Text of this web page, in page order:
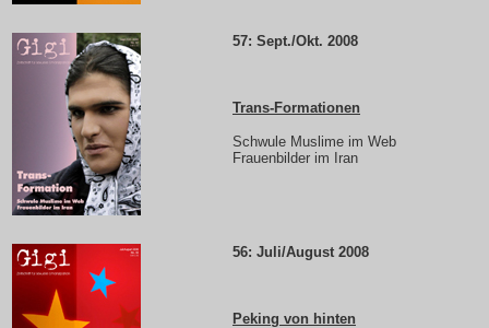
57: Sept./Okt. 2008
Trans-Formationen
Schwule Muslime im Web
Frauenbilder im Iran
56: Juli/August 2008
Peking von hinten